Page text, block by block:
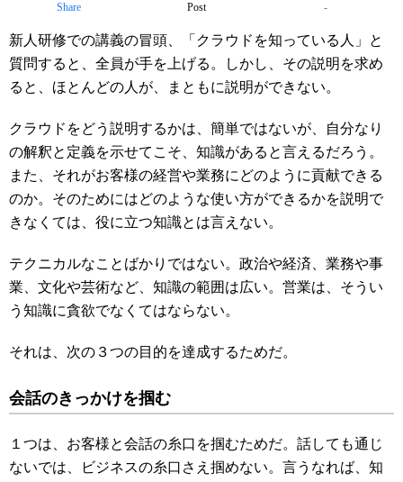
Share Post -
新人研修での講義の冒頭、「クラウドを知っている人」と
質問すると、全員が手を上げる。しかし、その説明を求め
ると、ほとんどの人が、まともに説明ができない。
クラウドをどう説明するかは、簡単ではないが、自分なり
の解釈と定義を示せてこそ、知識があると言えるだろう。
また、それがお客様の経営や業務にどのように貢献できる
のか。そのためにはどのような使い方ができるかを説明で
きなくては、役に立つ知識とは言えない。
テクニカルなことばかりではない。政治や経済、業務や事
業、文化や芸術など、知識の範囲は広い。営業は、そうい
う知識に貪欲でなくてはならない。
それは、次の３つの目的を達成するためだ。
会話のきっかけを掴む
１つは、お客様と会話の糸口を掴むためだ。話しても通じ
ないでは、ビジネスの糸口さえ掴めない。言うなれば、知